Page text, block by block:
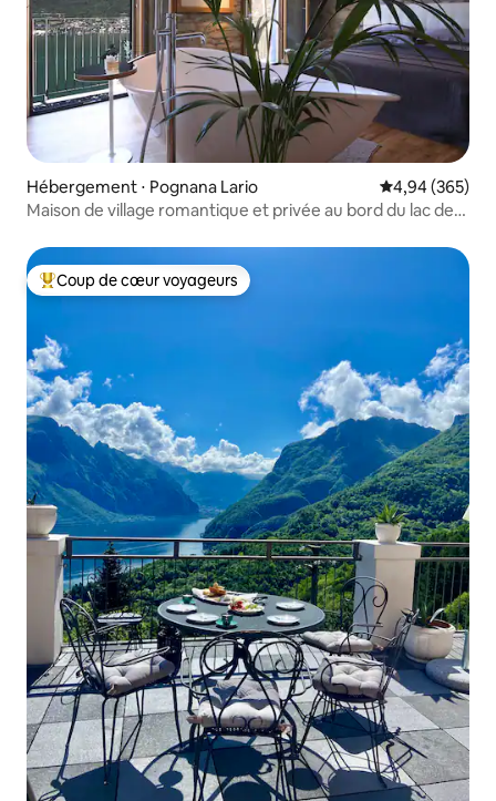
Hébergement ⋅ Pognana Lario Évaluation
4,94 (365)
Maison de village romantique et privée au bord du lac de
Coups de cœur voyageurs les plus appréciés
Coup de cœur voyageurs